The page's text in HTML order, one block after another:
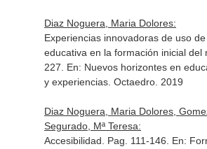
Diaz Noguera, Maria Dolores:
Experiencias innovadoras de uso
educativa en la formación inicial del
227. En: Nuevos horizontes en
y experiencias. Octaedro. 2019
Diaz Noguera, Maria Dolores,
Segurado, Mª Teresa:
Accesibilidad. Pag. 111-146. En: